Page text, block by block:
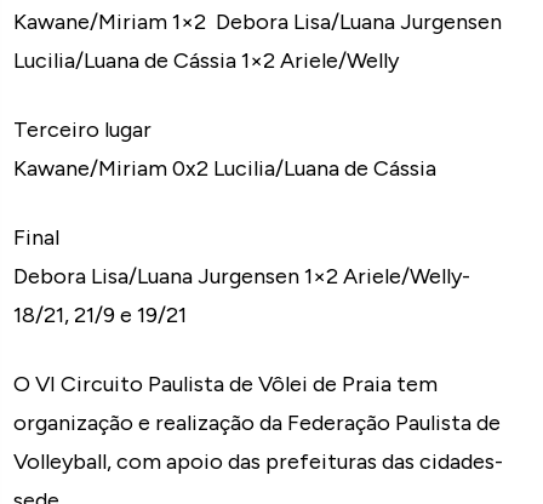
Kawane/Miriam 1×2 Debora Lisa/Luana Jurgensen
Lucilia/Luana de Cássia 1×2 Ariele/Welly
Terceiro lugar
Kawane/Miriam 0x2 Lucilia/Luana de Cássia
Final
Debora Lisa/Luana Jurgensen 1×2 Ariele/Welly-
18/21, 21/9 e 19/21
O VI Circuito Paulista de Vôlei de Praia tem
organização e realização da Federação Paulista de
Volleyball, com apoio das prefeituras das cidades-